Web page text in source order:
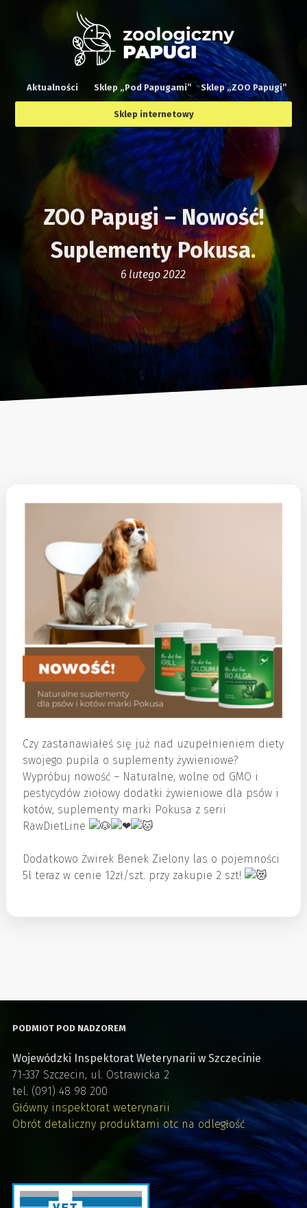
Aktualności Sklep „Pod Papugami” Sklep „ZOO Papugi”
Sklep internetowy
ZOO Papugi – Nowość!
Suplementy Pokusa
6 lutego 2022
Czy zastanawiałeś się już nad uzupełnieniem diety
swojego pupila o suplementy żywieniowe?
Wypróbuj nowość – Naturalne, wolne od GMO i
pestycydów ziołowy dodatki żywieniowe dla psów i
kotów, suplementy marki Pokusa z serii
RawDietLine
Dodatkowo Żwirek Benek Zielony las o pojemności
5l teraz w cenie 12zł/szt. przy zakupie 2 szt!
PODMIOT POD NADZOREM
Wojewódzki Inspektorat Weterynarii w Szczecinie
71-337 Szczecin, ul. Ostrawicka 2
tel. (091) 48 98 200
Główny inspektorat weterynarii
Obrót detaliczny produktami otc na odległość